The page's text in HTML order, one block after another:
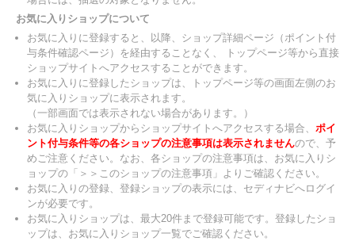
お気に入りショップについて
お気に入りに登録すると、以降、ショップ詳細ページ（ポイント付
与条件確認ページ）を経由することなく、 トップページ等から直接
ショップサイトへアクセスすることができます。
お気に入りに登録したショップは、トップページ等の画面左側のお
気に入りショップに表示されます。
（一部画面では表示されない場合があります。）
お気に入りショップからショップサイトへアクセスする場合、 ポイ
ント付与条件等の各ショップの注意事項は表示されませんので、予
めご注意ください。なお、各ショップの注意事項は、お気に入りシ
ョップの「＞＞このショップの注意事項」よりご確認ください。
お気に入りの登録、登録ショップの表示には、セディナビへログイ
ンが必要です。
お気に入りショップは、最大20件まで登録可能です。登録したショ
ップは、お気に入りショップ一覧でご確認ください。